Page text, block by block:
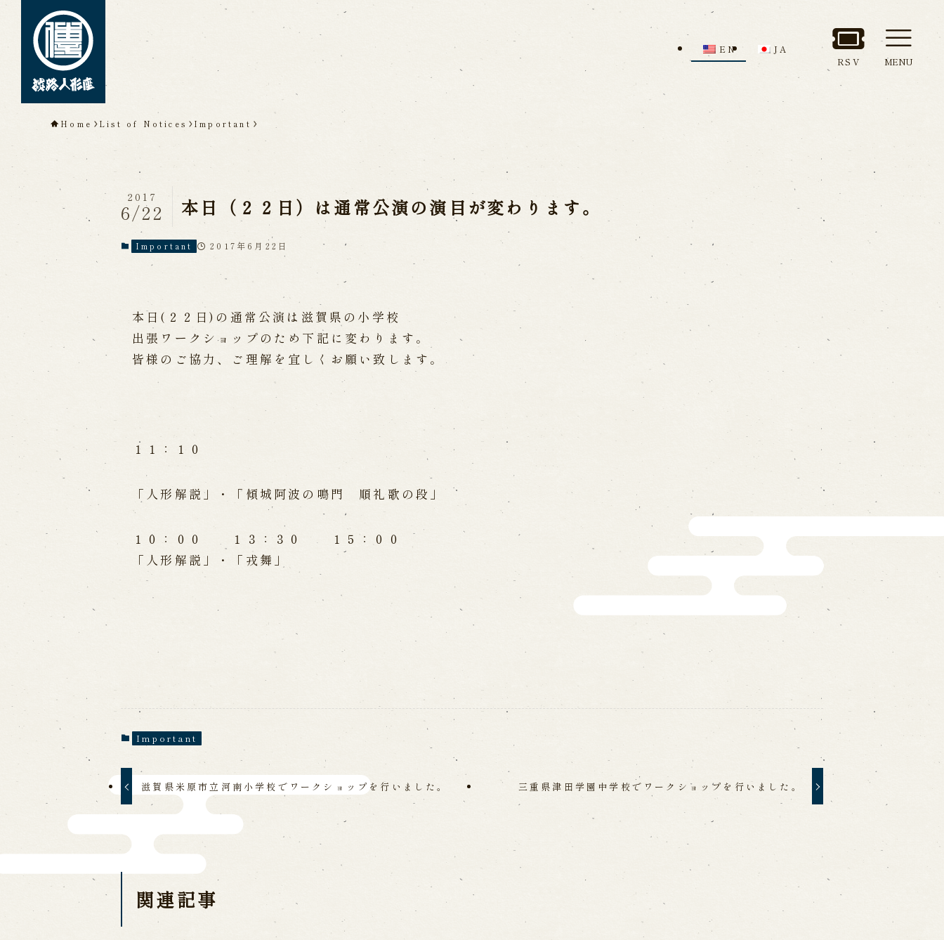
About Awaji Ningyoza(Awaji Puppet
Living National Treasure, the late Master
Tsuruzawa Tomoji
Origin of the Awaji Ningyoza
People trained at the Awaji Ningyoza
Inheriting Awaji Ningyo Joruri
Performances info
Current Performances
Upcoming Performances
Touring show
Touring show
海外旅行客向け特別公演「くにうみ」
History
Awaji Island and the Myth of the Birth of the
Nation
Awaji Ningyo Joruri's original performance
Awaji Ningyo Joruri (Puppet Theater) Spreading
Traditional Performing Arts in Minami-Awaji
Opening Dates and Admission
Indoor Introduction
Contact Us
FAQ Call us
Reservation
Online Reservation
Reservation via e-mail form
※株式会社うずのくに南あわじの求人情報ページへ移動します
通販サイトうずのくに
EN JA
RSV MENU
Home List of Notices Important
本日（２２日）は通常公演の演目が変わります。
2017
6/22
Important 2017年6月22日
本日(２２日)の通常公演は滋賀県の小学校
出張ワークショップのため下記に変わります。
皆様のご協力、ご理解を宜しくお願い致します。
１１：１０
「人形解説」・「傾城阿波の鳴門 順礼歌の段」
１０：００ １３：３０ １５：００
「人形解説」・「戎舞」
Important
滋賀県米原市立河南小学校でワークショップを行いました。 三重県津田学園中学校でワークショップを行いました。
関連記事